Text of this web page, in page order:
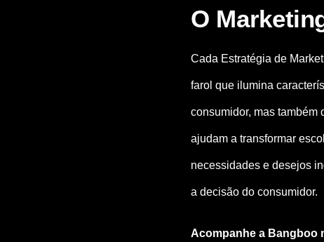
O
Cada Estratégia de
farol que ilumina
consumidor, mas também
ajudam a transformar
necessidades e desejos
a decisão do consumidor.
Acompanhe a Bangboo